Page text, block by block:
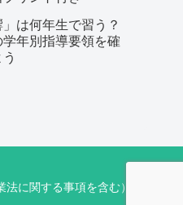
」は何年生で習う？
学年別指導要領を確
に関する事項を含む）